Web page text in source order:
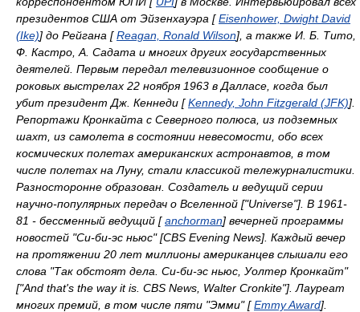
президентов США от Эйзенхауэра [Eisenhower, Dwight David
(Ike)] до Рейгана [Reagan, Ronald Wilson], а также И. Б. Тито,
Ф. Кастро, А. Садата и многих других государственных
деятелей. Первым передал телевизионное сообщение о
роковых выстрелах 22 ноября 1963 в Далласе, когда был
убит президент Дж. Кеннеди [Kennedy, John Fitzgerald (JFK)].
Репортажи Кронкайта с Северного полюса, из подземных
шахт, из самолета в состоянии невесомости, обо всех
космических полетах американских астронавтов, в том
числе полетах на Луну, стали классикой тележурналистики.
Разносторонне образован. Создатель и ведущий серии
научно-популярных передач о Вселенной ["Universe"]. В 1961-
81 - бессменный ведущий [anchorman] вечерней программы
новостей "Си-би-эс ньюс" [CBS Evening News]. Каждый вечер
на протяжении 20 лет миллионы американцев слышали его
слова "Так обстоят дела. Си-би-эс ньюс, Уолтер Кронкайт"
["And that's the way it is. CBS News, Walter Cronkite"]. Лауреат
многих премий, в том числе пяти "Эмми" [Emmy Award].